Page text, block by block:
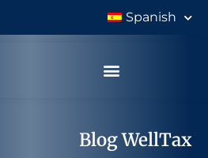
Spanish
Blog WellTax